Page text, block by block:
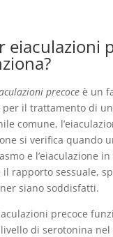
eiaculazioni
precoceè un
il trattamento di
comune,
si verifica quando
e l’eiaculazione
rapporto sessuale,
siano soddisfatti.
precoce
di serotonina nel